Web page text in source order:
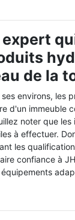
expert
de la
environs, les
d'un immeuble
noter que les
à effectuer.
les
confiance à